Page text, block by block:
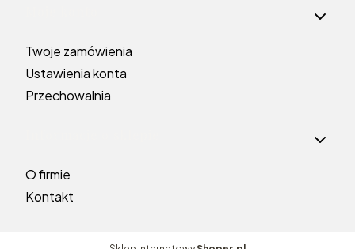
Twoje zamówienia
Ustawienia konta
Przechowalnia
O firmie
Kontakt